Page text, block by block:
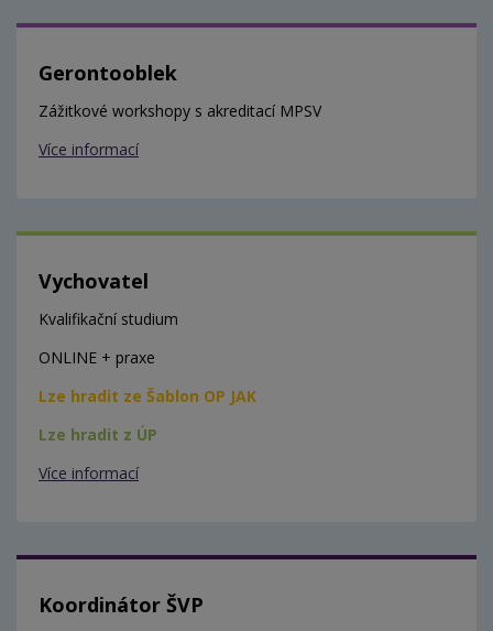
Gerontooblek
Zážitkové workshopy s akreditací MPSV
Více informací
Vychovatel
Kvalifikační studium
ONLINE + praxe
Lze hradit ze Šablon OP JAK
Lze hradit z ÚP
Více informací
Koordinátor ŠVP